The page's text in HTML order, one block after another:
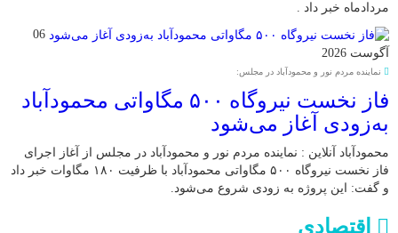
مردادماه خبر داد .
06
آگوست 2026
نماینده مردم نور و محمودآباد در مجلس:
فاز نخست نیروگاه ۵۰۰ مگاواتی محمودآباد
به‌زودی آغاز می‌شود
محمودآباد آنلاین : نماینده مردم نور و محمودآباد در مجلس از آغاز اجرای
فاز نخست نیروگاه ۵۰۰ مگاواتی محمودآباد با ظرفیت ۱۸۰ مگاوات خبر داد
و گفت: این پروژه به زودی شروع می‌شود.
اقتصادی